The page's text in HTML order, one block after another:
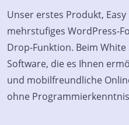
Unser erstes Produkt,
mehrstufiges WordPress-
Drop-Funktion. Beim
Software, die es Ihnen
und mobilfreundliche
ohne